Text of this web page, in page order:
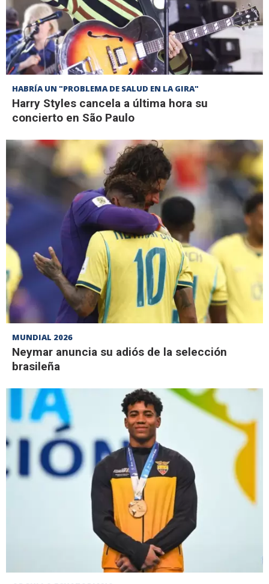
HABRÍA UN "PROBLEMA DE SALUD EN LA GIRA"
Harry Styles cancela a última hora su
concierto en São Paulo
MUNDIAL 2026
Neymar anuncia su adiós de la selección
brasileña